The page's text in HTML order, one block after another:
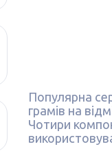
Популярна
грамів на
Чотири